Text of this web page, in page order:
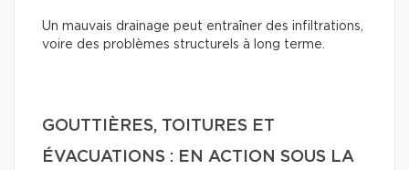
Un mauvais drainage peut entraîner des infiltrations,
voire des problèmes structurels à long terme.
GOUTTIÈRES, TOITURES ET
ÉVACUATIONS : EN ACTION SOUS LA